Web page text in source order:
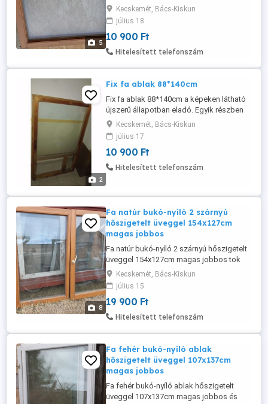
5
a képeken látható állapotban eladó. Roto
vasalat jól működik! A tokba becsukódó
méretet adtam meg.
Kecskemét, Bács-Kiskun
július 18
10 900 Ft
Hitelesített telefonszám
2
Fix fa ablak 88*140cm
Fix fa ablak 88*140cm a képeken látható
újszerű állapotban eladó. Egyik részben
nincs üveg jelenleg, átadó ablak is lehet!
Kecskemét, Bács-Kiskun
július 17
10 900 Ft
Hitelesített telefonszám
8
Fa natúr bukó-nyíló 2 szárnyú
hőszigetelt üveggel 154x127cm
magas jobbos
Fa natúr bukó-nyíló 2 szárnyú hőszigetelt
üveggel 154x127cm magas jobbos tok
nélkül a képeken látható állapotban eladó.
Bal felső pánt törött, Roto vasalat jól
működik! A tokba becsukódó méretet
adtam meg.
Kecskemét, Bács-Kiskun
július 15
19 900 Ft
Hitelesített telefonszám
Fa fehér bukó-nyíló ablak
hőszigetelt üveggel 107x137cm
magas jobbos
Fa fehér bukó-nyíló ablak hőszigetelt
üveggel 107x137cm magas jobbos és